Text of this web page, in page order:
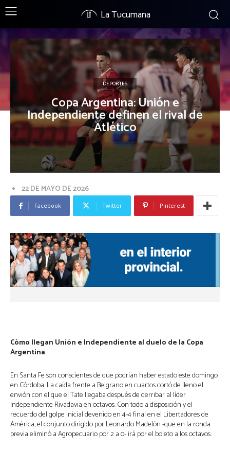
La Tucumana
DEPORTES
Copa Argentina: Unión e
Independiente definen el rival de
Atlético
22 DE MAYO DE 2026
Facebook Twitter Pinterest
Cómo llegan Unión e Independiente al duelo de la Copa
Argentina
En Santa Fe son conscientes de que podrían haber estado este domingo
en Córdoba. La caída frente a Belgrano en cuartos cortó de lleno el
envión con el que el Tate llegaba después de derribar al líder
Independiente Rivadavia en octavos. Con todo a disposición y el
recuerdo del golpe inicial devenido en 4-4 final en el Libertadores de
América, el conjunto dirigido por Leonardo Madelón -que en la ronda
previa eliminó a Agropecuario por 2 a 0- irá por el boleto a los octavos.